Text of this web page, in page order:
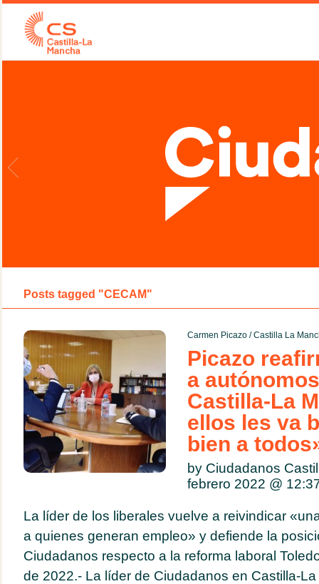
Posts tagged "CECAM"
Carmen Picazo/Castilla La
Picazo
a
Castilla-La
ellos les va
bien a
by Ciudadanos
febrero 2022 @
La líder de los liberales vuelve a reivindicar
a quienes generan empleo» y defiende la
Ciudadanos respecto a la reforma laboral
de 2022.- La líder de Ciudadanos en Castilla-